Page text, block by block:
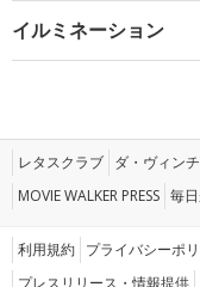
イルミネーション
レタスクラブ ダ・ヴィン
MOVIE WALKER PRESS 毎
利用規約 プライバシーポ
プレスリリース・情報提供